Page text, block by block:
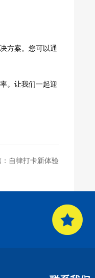
方案。您可以通
。让我们一起迎
自律打卡新体验